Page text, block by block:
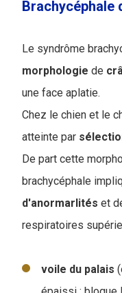
Brachycéphale
Le syndrôme
morphologie de
une face aplatie.
Chez le chien et le
atteinte par
De part cette
brachycéphale
d'anormarlités et
respiratoires
voile du palais